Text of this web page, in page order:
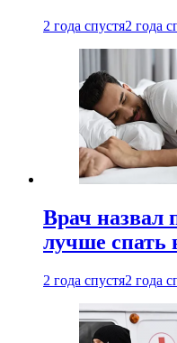
2 года спустя2 года
Врач назвал
лучше спать
2 года спустя2 года